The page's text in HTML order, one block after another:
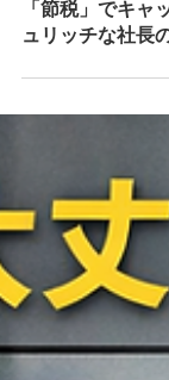
2月20日